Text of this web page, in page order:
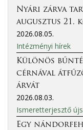
Nyári zárva
augusztus 21.
2026.08.05.
Intézményi hírek
Különös
cérnával
árvát
2026.08.03.
Ismeretterjesztő
Egy